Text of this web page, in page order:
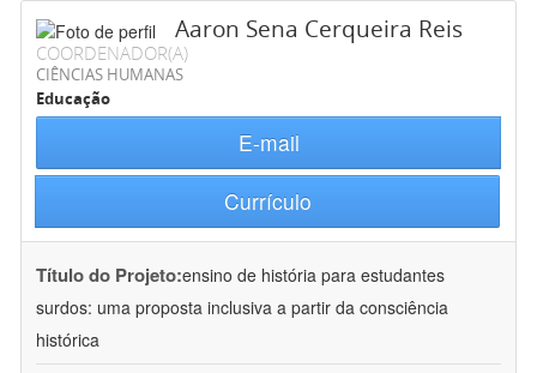
Aaron Sena Cerqueira Reis
COORDENADOR(A)
CIÊNCIAS HUMANAS
Educação
E-mail
Currículo
Título do Projeto:ensino de história para estudantes
surdos: uma proposta inclusiva a partir da consciência
histórica